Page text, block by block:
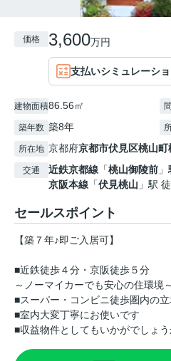
価格 3,600万円
支払いシミュレーシ
建物面積86.56㎡
築年数 築8年
所在地 京都府京都市伏見区桃山町
交通 近鉄京都線 「桃山御陵前
京阪本線 「伏見桃山 」駅
セールスポイント
【築７年♪即ご入居可】
■近鉄徒歩４分・京阪徒歩５分
～ノーマイカーでも安心の住環境～
■スーパー・コンビニ徒歩圏内の
■室内大変丁寧にお使いです
■収益物件としてもいかがでしょう